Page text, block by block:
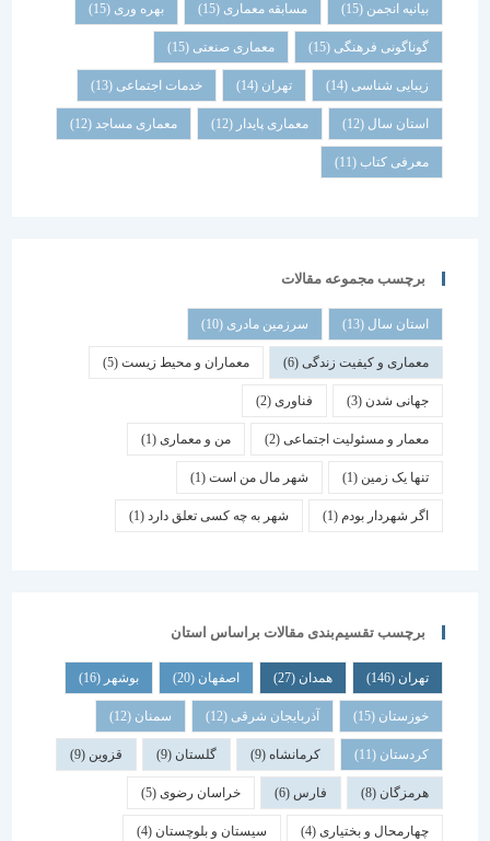
بیانیه انجمن(15) مسابقه معماری (15) بهره وری(15)
گوناگونی فرهنگی (15) معماری صنعتی(15)
زیبایی شناسی (14) تهران خدمات اجتماعی (13)
استان سال(12) معماری پایدار (12) معماری مساجد(12)
معرفی کتاب(11)
برچسب مجموعه مقالات
استان سال(13) سرزمین مادری(10)
معماری و کیفیت زندگی(6) معماران و محیط زیست(5)
جهانی شدن(3) فناوری (2)
معمار و مسئولیت اجتماعی (2) من و معماری (1)
تنها یک زمین(1) شهر مال من است(1)
اگر شهردار بودم (1) شهر به چه کسی تعلق دارد(1)
برچسب تقسیم‌بندی مقالات براساس استان
همدان اصفهان (20) بوشهر
خوزستان(15) آذربایجان شرقی(12) سمنان (12)
کردستان(11) کرمانشاه(9) گلستان (9) قزوین
هرمزگان(8) فارس خراسان رضوی(5)
چهارمحال و بختیاری (4) سیستان و بلوچستان(4)